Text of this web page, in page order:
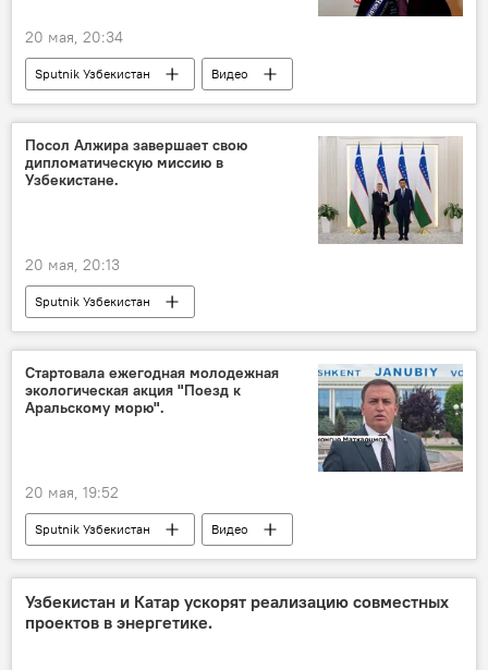
20 мая, 20:34
Sputnik Узбекистан Видео
Посол Алжира завершает свою
дипломатическую миссию в
Узбекистане.
20 мая, 20:13
Sputnik Узбекистан
Стартовала ежегодная молодежная
экологическая акция "Поезд к
Аральскому морю".
20 мая, 19:52
Sputnik Узбекистан Видео
Узбекистан и Катар ускорят реализацию совместных
проектов в энергетике.